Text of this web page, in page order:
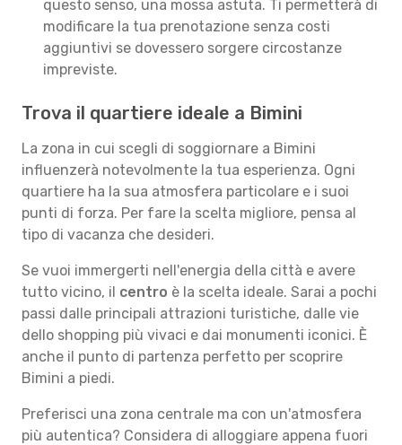
questo senso, una mossa astuta. Ti permetterà di
modificare la tua prenotazione senza costi
aggiuntivi se dovessero sorgere circostanze
impreviste.
Trova il quartiere ideale a Bimini
La zona in cui scegli di soggiornare a Bimini
influenzerà notevolmente la tua esperienza. Ogni
quartiere ha la sua atmosfera particolare e i suoi
punti di forza. Per fare la scelta migliore, pensa al
tipo di vacanza che desideri.
Se vuoi immergerti nell'energia della città e avere
tutto vicino, il centro è la scelta ideale. Sarai a pochi
passi dalle principali attrazioni turistiche, dalle vie
dello shopping più vivaci e dai monumenti iconici. È
anche il punto di partenza perfetto per scoprire
Bimini a piedi.
Preferisci una zona centrale ma con un'atmosfera
più autentica? Considera di alloggiare appena fuori